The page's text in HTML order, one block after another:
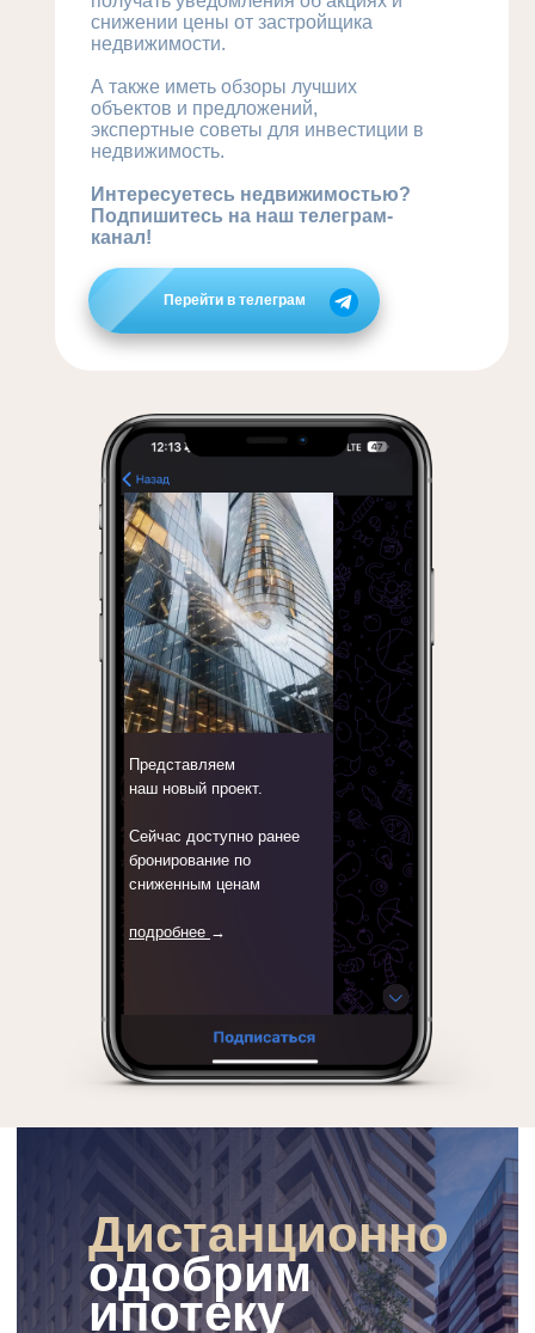
снижении цены от застройщика
недвижимости.
А также иметь обзоры лучших
объектов и предложений,
экспертные советы для инвестиции в
недвижимость.
Интересуетесь недвижимостью?
Подпишитесь на наш телеграм-
канал!
Перейти в телеграм
Представляем
наш новый проект.
Сейчас доступно ранее
бронирование по
сниженным ценам
подробнее →
Дистанционно
одобрим
ипотеку